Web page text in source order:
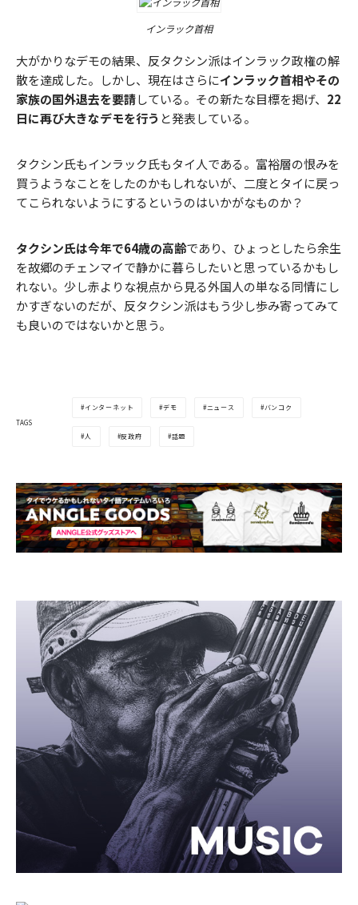
インラック首相
大がかりなデモの結果、反タクシン派はインラック政権の解
散を達成した。しかし、現在はさらにインラック首相やその
家族の国外退去を要請している。その新たな目標を掲げ、 22
日に再び大きなデモを行う と発表している。
タクシン氏もインラック氏もタイ人である。富裕層の恨みを
買うようなことをしたのかもしれないが、二度とタイに戻っ
てこられないようにするというのはいかがなものか？
タクシン氏は今年で64歳の高齢であり、ひょっとしたら余生
を故郷のチェンマイで静かに暮らしたいと思っているかもし
れない。少し赤よりな視点から見る外国人の単なる同情にし
かすぎないのだが、反タクシン派はもう少し歩み寄ってみて
も良いのではないかと思う。
TAGS
インターネット デモ ニュース バンコク
人 反政府 話題